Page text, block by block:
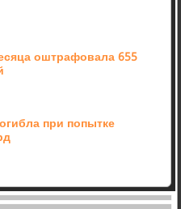
оштрафовала 655
при попытке